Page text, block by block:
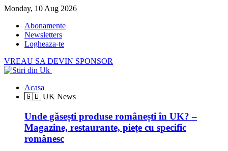
Monday, 10 Aug 2026
Abonamente
Newsletters
Logheaza-te
VREAU SA DEVIN SPONSOR
Acasa
🇬🇧 UK News
Unde găsești produse românești în UK? –
Magazine, restaurante, piețe cu specific
românesc